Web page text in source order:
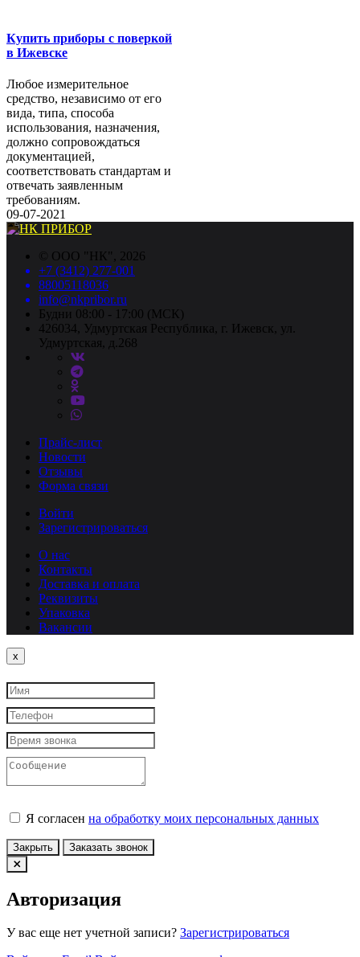
Купить приборы с поверкой
в Ижевске
Любое измерительное
средство, независимо от его
вида, типа, способа
использования, назначения,
должно сопровождаться
документацией,
соответствовать стандартам и
отвечать заявленным
требованиям.
09-07-2021
© ООО "НК", 2026
+7 (3412) 277-001
88005118036
info@nkpribor.ru
Будни 08:00 - 17:00 (МСК)
426034, Удмуртская Республика, г. Ижевск, ул.
Удмуртская, д.268
Прайс-лист
Новости
Отзывы
Форма связи
Войти
Зарегистрироваться
О нас
Контакты
Доставка и оплата
Реквизиты
Упаковка
Вакансии
x
Я согласен на обработку моих персональных данных
Закрыть Заказать звонок
Авторизация
У вас еще нет учетной записи? Зарегистрироваться